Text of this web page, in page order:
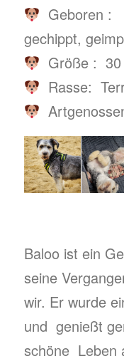
Geboren :
gechippt,
Größe : 30
Rasse:
Baloo ist ein
seine
wir. Er wurde
und genießt
schöne Leben